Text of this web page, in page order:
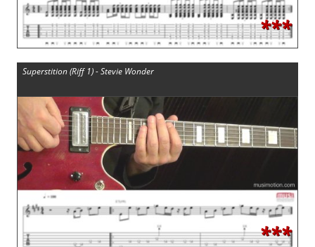
***
Superstition (Riff 1) - Stevie Wonder
***